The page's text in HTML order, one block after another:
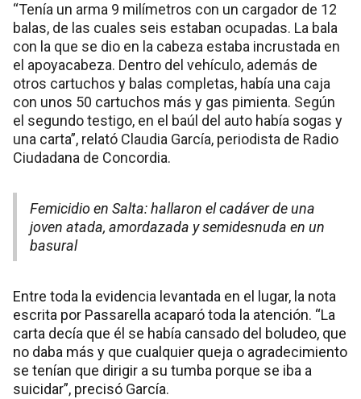
“Tenía un arma 9 milímetros con un cargador de 12
balas, de las cuales seis estaban ocupadas. La bala
con la que se dio en la cabeza estaba incrustada en
el apoyacabeza. Dentro del vehículo, además de
otros cartuchos y balas completas, había una caja
con unos 50 cartuchos más y gas pimienta. Según
el segundo testigo, en el baúl del auto había sogas y
una carta”, relató Claudia García, periodista de Radio
Ciudadana de Concordia.
Femicidio en Salta: hallaron el cadáver de una
joven atada, amordazada y semidesnuda en un
basural
Entre toda la evidencia levantada en el lugar, la nota
escrita por Passarella acaparó toda la atención. “La
carta decía que él se había cansado del boludeo, que
no daba más y que cualquier queja o agradecimiento
se tenían que dirigir a su tumba porque se iba a
suicidar”, precisó García.